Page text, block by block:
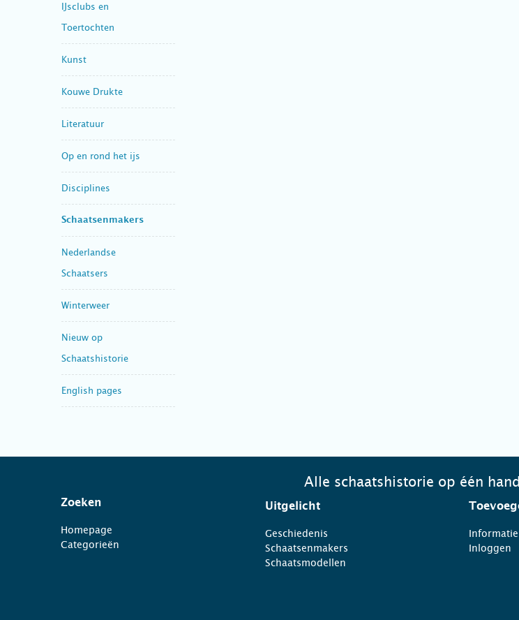
IJsclubs en
Toertochten
Kunst
Kouwe Drukte
Literatuur
Op en rond het ijs
Disciplines
Schaatsenmakers
Nederlandse
Schaatsers
Winterweer
Nieuw op
Schaatshistorie
English pages
Alle schaatshistorie op één
Zoeken
Homepage
Categorieën
Uitgelicht
Geschiedenis
Schaatsenmakers
Schaatsmodellen
Inloggen